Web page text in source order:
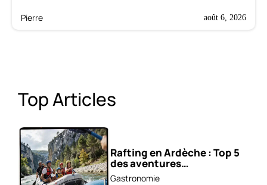
Pierre août 6, 2026
Top Articles
Rafting en Ardèche : Top 5
des aventures
incontournables !
Gastronomie